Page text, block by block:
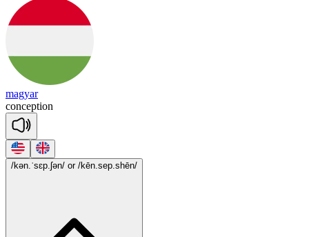
magyar
conception
/kən.ˈsɛp.ʃən/ or /kēn.sep.shēn/